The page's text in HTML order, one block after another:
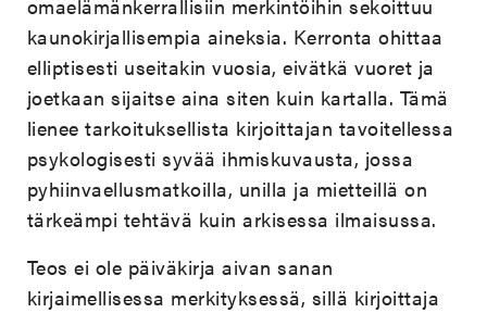
omaelämänkerrallisiin merkintöihin sekoittuu
kaunokirjallisempia aineksia. Kerronta ohittaa
elliptisesti useitakin vuosia, eivätkä vuoret ja
joetkaan sijaitse aina siten kuin kartalla. Tämä
lienee tarkoituksellista kirjoittajan tavoitellessa
psykologisesti syvää ihmiskuvausta, jossa
pyhiinvaellusmatkoilla, unilla ja mietteillä on
tärkeämpi tehtävä kuin arkisessa ilmaisussa.
Teos ei ole päiväkirja aivan sanan
kirjaimellisessa merkityksessä, sillä kirjoittaja